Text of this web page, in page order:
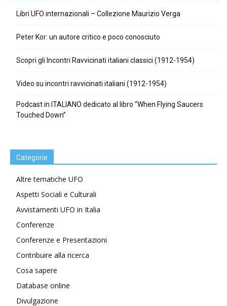
Libri UFO internazionali – Collezione Maurizio Verga
Peter Kor: un autore critico e poco conosciuto
Scopri gli Incontri Ravvicinati italiani classici (1912-1954)
Video su incontri ravvicinati italiani (1912-1954)
Podcast in ITALIANO dedicato al libro “When Flying Saucers
Touched Down”
Categorie
Altre tematiche UFO
Aspetti Sociali e Culturali
Avvistamenti UFO in Italia
Conferenze
Conferenze e Presentazioni
Contribuire alla ricerca
Cosa sapere
Database online
Divulgazione